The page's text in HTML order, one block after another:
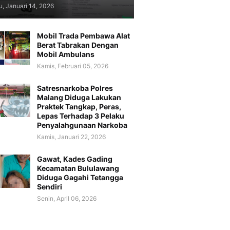
Januari 14, 2026
Mobil Trada Pembawa Alat
Berat Tabrakan Dengan
Mobil Ambulans
Kamis, Februari 05, 2026
Satresnarkoba Polres
Malang Diduga Lakukan
Praktek Tangkap, Peras,
Lepas Terhadap 3 Pelaku
Penyalahgunaan Narkoba
Kamis, Januari 22, 2026
Gawat, Kades Gading
Kecamatan Bululawang
Diduga Gagahi Tetangga
Sendiri
Senin, April 06, 2026